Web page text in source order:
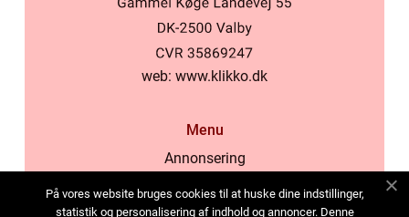
web: www.klikko.dk
Menu
Annonsering
Cookies
På vores website bruges cookies til at huske dine indstillinger,
statistik og personalisering af indhold og annoncer. Denne